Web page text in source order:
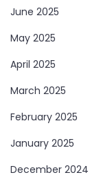
June 2025
May 2025
April 2025
March 2025
February 2025
January 2025
December 2024